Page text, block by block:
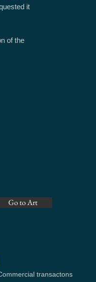
it
of the
Go to Art
transactons